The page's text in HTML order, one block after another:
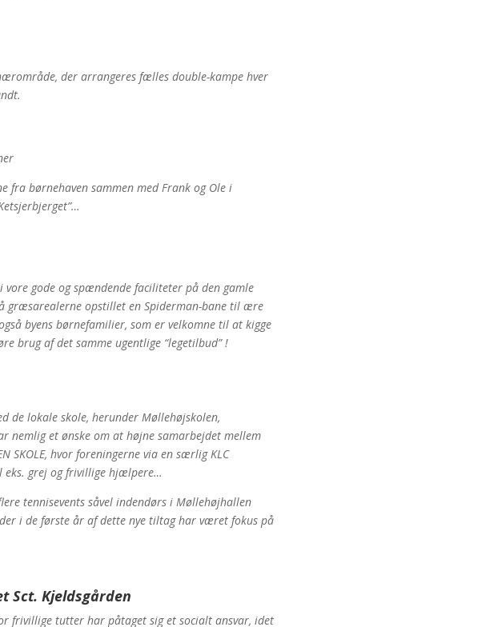
der arrangeres fælles double-kampe hver
fra børnehaven sammen med Frank og Ole i
gode og spændende faciliteter på den gamle
græsarealerne opstillet en Spiderman-bane til ære
byens børnefamilier, som er velkomne til at kigge
brug af det samme ugentlige “legetilbud” !
de lokale skole, herunder Møllehøjskolen,
nemlig et ønske om at højne samarbejdet mellem
SKOLE, hvor foreningerne via en særlig KLC
eks. grej og frivillige hjælpere…
tennisevents såvel indendørs i Møllehøjhallen
i de første år af dette nye tiltag har været fokus på
Sct. Kjeldsgården
frivillige tutter har påtaget sig et socialt ansvar, idet